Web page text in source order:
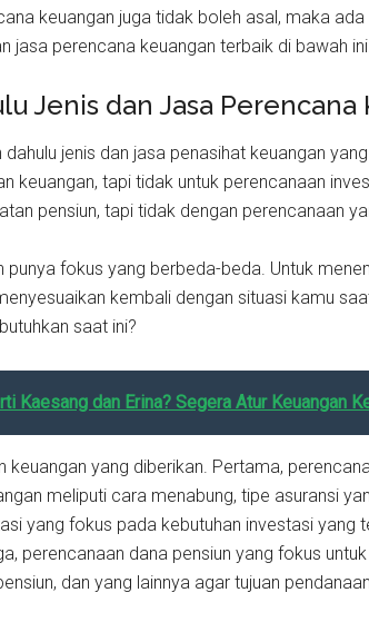
keuangan juga tidak boleh asal, maka
jasa perencana keuangan terbaik di bawah
Jenis dan Jasa Perencana
jenis dan jasa penasihat keuangan
keuangan, tapi tidak untuk perencanaan
pensiun, tapi tidak dengan perencanaan
punya fokus yang berbeda-beda. Untuk
kembali dengan situasi kamu
saat ini?
Kaesang dan Erina? Segera Atur Keuangan
yang diberikan. Pertama,
meliputi cara menabung, tipe asuransi
yang fokus pada kebutuhan investasi yang
perencanaan dana pensiun yang fokus
dan yang lainnya agar tujuan